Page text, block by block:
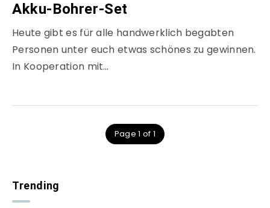
Akku-Bohrer-Set
Heute gibt es für alle handwerklich begabten
Personen unter euch etwas schönes zu gewinnen.
In Kooperation mit…
Page 1 of 1
Trending